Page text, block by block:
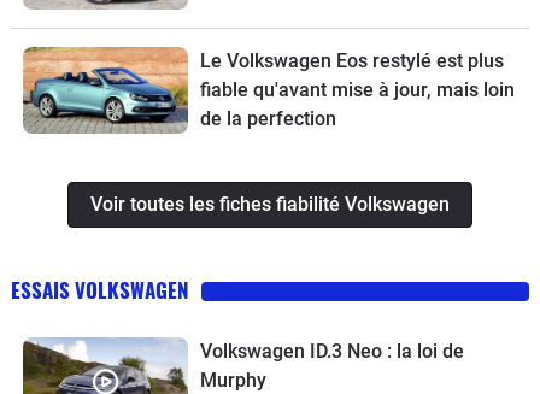
Le Volkswagen Eos restylé est plus
fiable qu'avant mise à jour, mais loin
de la perfection
Voir toutes les fiches fiabilité Volkswagen
ESSAIS VOLKSWAGEN
Volkswagen ID.3 Neo : la loi de
Murphy